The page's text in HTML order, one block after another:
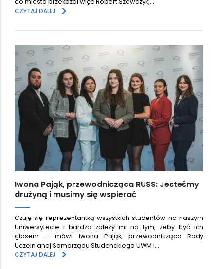
CZYTAJ DALEJ
>
Iwona Pająk, przewodnicząca RUSS: Jesteśmy
drużyną i musimy się wspierać
Czuję się reprezentantką wszystkich studentów na naszym
Uniwersytecie i bardzo zależy mi na tym, żeby być ich
głosem – mówi Iwona Pająk, przewodnicząca Rady
Uczelnianej Samorządu Studenckiego UWM i…
CZYTAJ DALEJ
>